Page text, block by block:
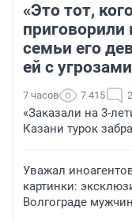
«Это тот,
приговорили
семьи его
ей с угрозами
7 часов 7 415
«Заказали на 3-
Казани турок
Уважал
картинки:
Волгограде